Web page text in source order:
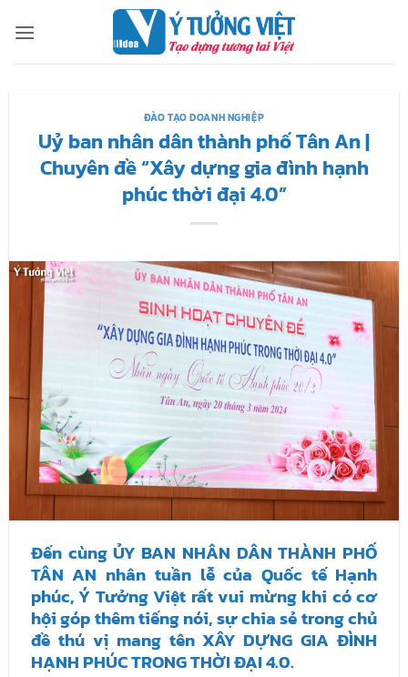
qua
ĐÀO TẠO DOANH NGHIỆP
Uỷ ban nhân dân thành phố Tân An |
Chuyên đề “Xây dựng gia đình hạnh
phúc thời đại 4.0”
Đến cùng ỦY BAN NHÂN DÂN THÀNH PHỐ
TÂN AN nhân tuần lễ của Quốc tế Hạnh
phúc, Ý Tưởng Việt rất vui mừng khi có cơ
hội góp thêm tiếng nói, sự chia sẻ trong chủ
đề thú vị mang tên XÂY DỰNG GIA ĐÌNH
HẠNH PHÚC TRONG THỜI ĐẠI 4.0.